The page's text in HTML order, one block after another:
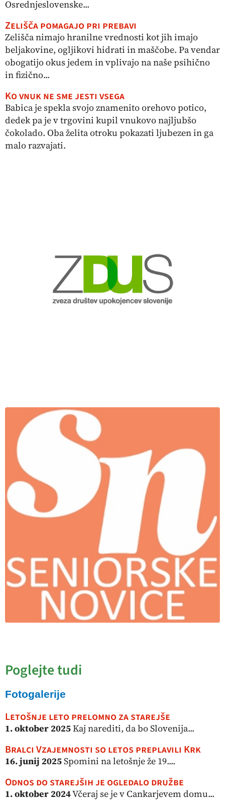
Osrednjeslovenske...
Zelišča pomagajo pri prebavi
Zelišča nimajo hranilne vrednosti kot jih imajo
beljakovine, ogljikovi hidrati in maščobe. Pa vendar
obogatijo okus jedem in vplivajo na naše psihično
in fizično...
Ko vnuk ne sme jesti vsega
Babica je spekla svojo znamenito orehovo potico,
dedek pa je v trgovini kupil vnukovo najljubšo
čokolado. Oba želita otroku pokazati ljubezen in ga
malo razvajati.
Poglejte tudi
Fotogalerije
Letošnje leto prelomno za starejše
1. oktober 2025Kaj narediti, da bo Slovenija...
Bralci Vzajemnosti so letos preplavili Krk
16. junij 2025Spomini na letošnje že 19....
Odnos do starejših je ogledalo družbe
1. oktober 2024Včeraj se je v Cankarjevem domu...